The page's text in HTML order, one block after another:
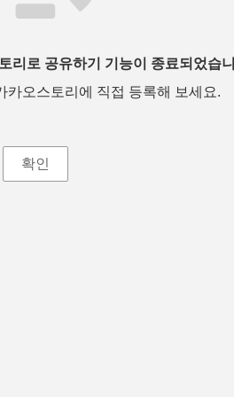
리로 공유하기 기능이 종료되었습
카오스토리에 직접 등록해 보세요.
확인